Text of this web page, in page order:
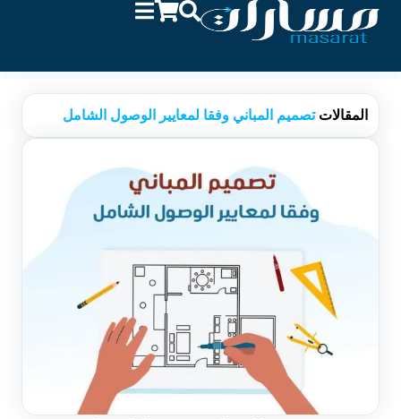
المقالات/تصميم المباني وفقا لمعايير الوصول الشامل